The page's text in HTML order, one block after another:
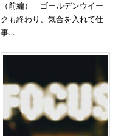
（前編）｜ゴールデンウイー
クも終わり、気合を入れて仕
事…